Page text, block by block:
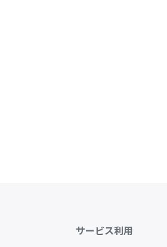
サービス利用